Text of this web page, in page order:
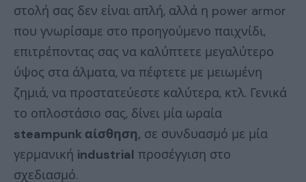
στολή σας δεν είναι απλή, αλλά η power armor
που γνωρίσαμε στο προηγούμενο παιχνίδι,
επιτρέποντας σας να καλύπτετε μεγαλύτερο
ύψος στα άλματα, να πέφτετε με μειωμένη
ζημιά, να προστατεύεστε καλύτερα, κτλ. Γενικά
το οπλοστάσιο σας, δίνει μία ωραία
steampunk αίσθηση, σε συνδυασμό με μία
γερμανική industrial προσέγγιση στο
σχεδιασμό.